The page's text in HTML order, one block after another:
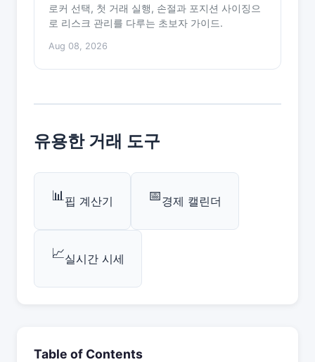
로커 선택, 첫 거래 실행, 손절과 포지션 사이징으
로 리스크 관리를 다루는 초보자 가이드.
Aug 08, 2026
유용한 거래 도구
📊핍 계산기 📅경제 캘린더
📈실시간 시세
Table of Contents